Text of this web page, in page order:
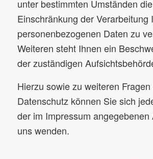
unter bestimmten Umständen die
Einschränkung der Verarbeitung
personenbezogenen Daten zu
Weiteren steht Ihnen ein
der zuständigen
Hierzu sowie zu weiteren
Datenschutz können Sie sich
der im Impressum angegebenen
uns wenden.